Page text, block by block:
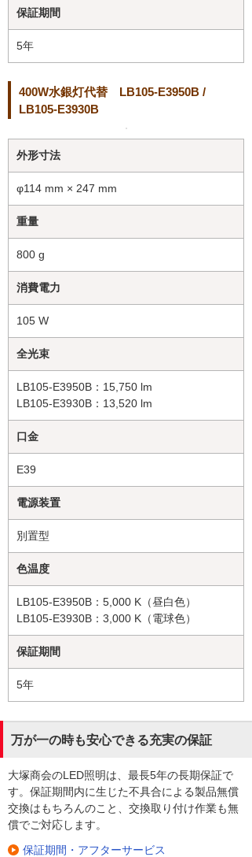
保証期間
5年
400W水銀灯代替 LB105-E3950B /
LB105-E3930B
外形寸法
φ114 mm × 247 mm
重量
800 g
消費電力
105 W
全光束
LB105-E3950B：15,750 lm
LB105-E3930B：13,520 lm
口金
E39
電源装置
別置型
色温度
LB105-E3950B：5,000 K（昼白色）
LB105-E3930B：3,000 K（電球色）
保証期間
5年
万が一の時も安心できる充実の保証
大塚商会のLED照明は、最長5年の長期保証で
す。保証期間内に生じた不具合による製品無償
交換はもちろんのこと、交換取り付け作業も無
償でご対応します。
保証期間・アフターサービス